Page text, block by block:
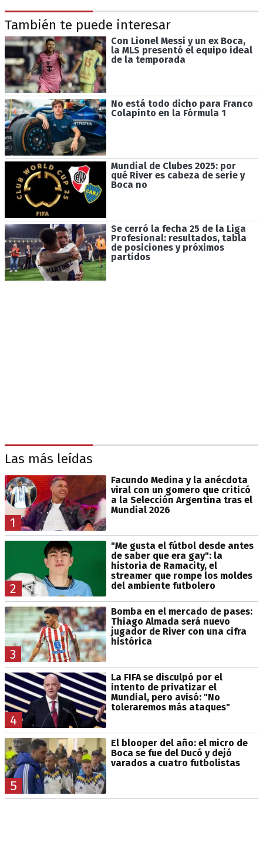
También te puede interesar
Con Lionel Messi y un ex Boca,
la MLS presentó el equipo ideal
de la temporada
No está todo dicho para Franco
Colapinto en la Fórmula 1
Mundial de Clubes 2025: por
qué River es cabeza de serie y
Boca no
Se cerró la fecha 25 de la Liga
Profesional: resultados, tabla
de posiciones y próximos
partidos
Las más leídas
1
Facundo Medina y la anécdota
viral con un gomero que criticó
a la Selección Argentina tras el
Mundial 2026
2
"Me gusta el fútbol desde antes
de saber que era gay": la
historia de Ramacity, el
streamer que rompe los moldes
del ambiente futbolero
3
Bomba en el mercado de pases:
Thiago Almada será nuevo
jugador de River con una cifra
histórica
4
La FIFA se disculpó por el
intento de privatizar el
Mundial, pero avisó: "No
toleraremos más ataques"
5
El blooper del año: el micro de
Boca se fue del Ducó y dejó
varados a cuatro futbolistas